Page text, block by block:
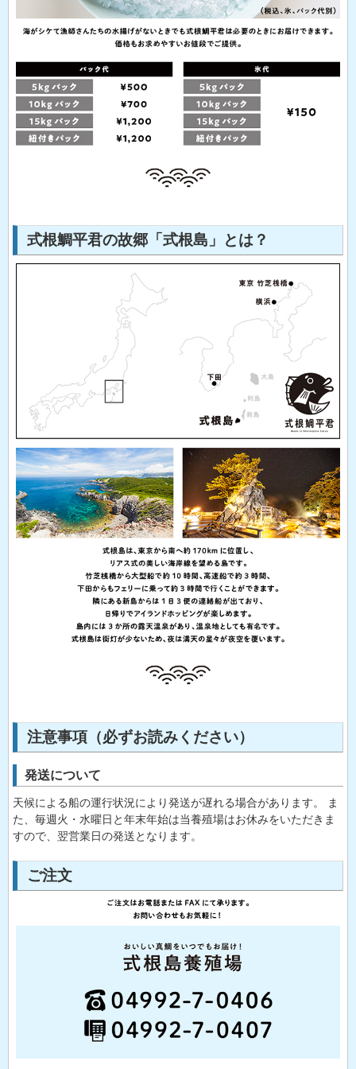
式根鯛平君の故郷「式根島」とは？
注意事項（必ずお読みください）
発送について
天候による船の運行状況により発送が遅れる場合があります。 ま
た、毎週火・水曜日と年末年始は当養殖場はお休みをいただきま
すので、翌営業日の発送となります。
ご注文